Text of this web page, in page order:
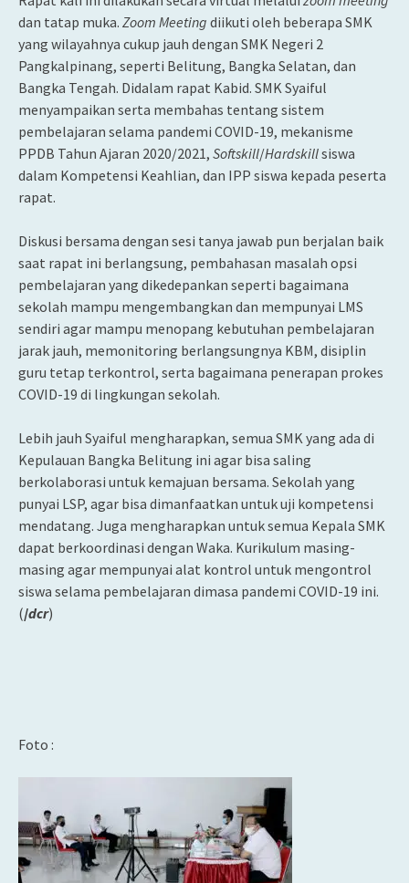
dan tatap muka. Zoom Meeting diikuti oleh beberapa SMK
yang wilayahnya cukup jauh dengan SMK Negeri 2
Pangkalpinang, seperti Belitung, Bangka Selatan, dan
Bangka Tengah. Didalam rapat Kabid. SMK Syaiful
menyampaikan serta membahas tentang sistem
pembelajaran selama pandemi COVID-19, mekanisme
PPDB Tahun Ajaran 2020/2021, Softskill/Hardskillsiswa
dalam Kompetensi Keahlian, dan IPP siswa kepada peserta
rapat.
Diskusi bersama dengan sesi tanya jawab pun berjalan baik
saat rapat ini berlangsung, pembahasan masalah opsi
pembelajaran yang dikedepankan seperti bagaimana
sekolah mampu mengembangkan dan mempunyai LMS
sendiri agar mampu menopang kebutuhan pembelajaran
jarak jauh, memonitoring berlangsungnya KBM, disiplin
guru tetap terkontrol, serta bagaimana penerapan prokes
COVID-19 di lingkungan sekolah.
Lebih jauh Syaiful mengharapkan, semua SMK yang ada di
Kepulauan Bangka Belitung ini agar bisa saling
berkolaborasi untuk kemajuan bersama. Sekolah yang
punyai LSP, agar bisa dimanfaatkan untuk uji kompetensi
mendatang. Juga mengharapkan untuk semua Kepala SMK
dapat berkoordinasi dengan Waka. Kurikulum masing-
masing agar mempunyai alat kontrol untuk mengontrol
siswa selama pembelajaran dimasa pandemi COVID-19 ini.
(/dcr)
Foto :